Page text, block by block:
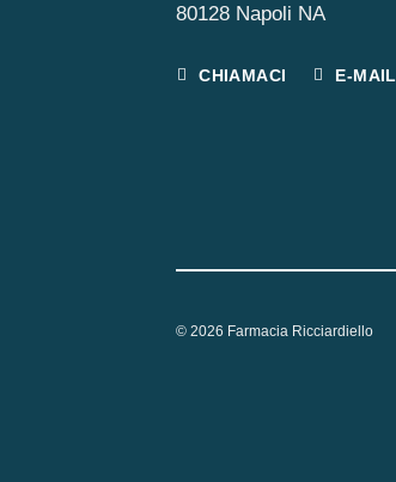
80128 Napoli NA
CHIAMACI E-MAIL
© 2026 Farmacia Ricciardiello